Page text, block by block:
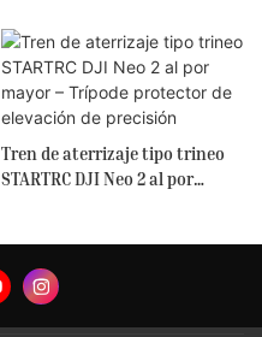
Tren de aterrizaje tipo trineo
STARTRC DJI Neo 2 al por